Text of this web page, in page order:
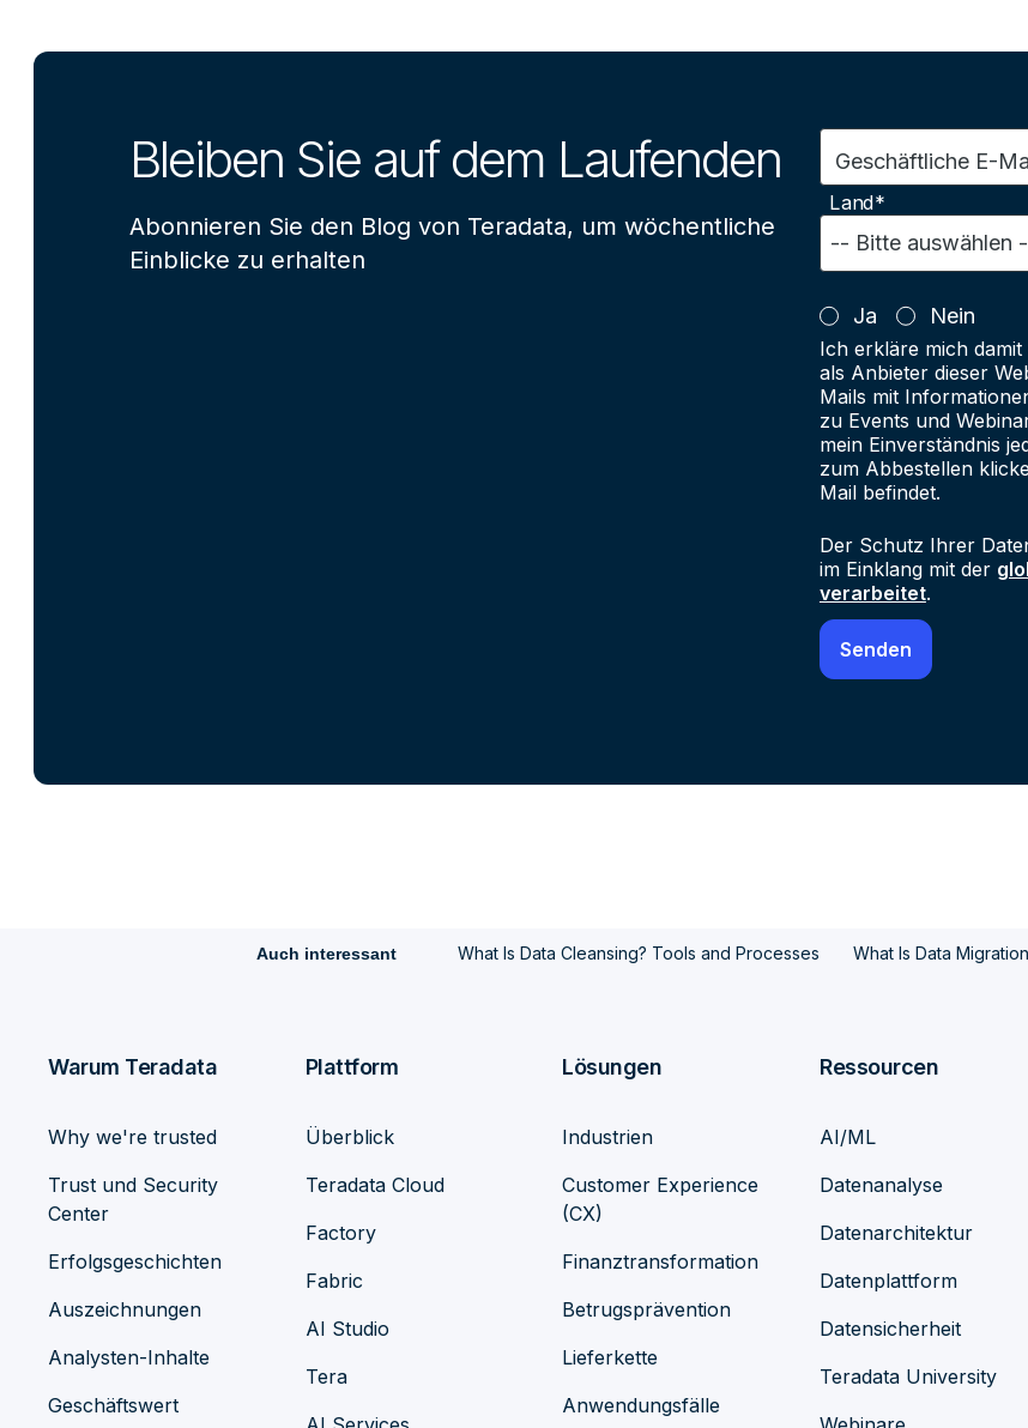
Bleiben Sie auf dem Laufenden
Abonnieren Sie den Blog von Teradata, um wöchentliche
Einblicke zu erhalten
Geschäftliche E-
Land*
Ja Nein
Ich erkläre mich
als Anbieter dieser
Mails mit
zu Events und
mein Einverständnis
zum Abbestellen
Mail befindet.
Der Schutz Ihrer
im Einklang mit der
verarbeitet.
Auch interessant What Is Data Cleansing? Tools and Processes What Is Data
Warum Teradata
Why we're trusted
Trust und Security
Center
Erfolgsgeschichten
Auszeichnungen
Analysten-Inhalte
Geschäftswert
Plattform
Überblick
Teradata Cloud
Factory
Fabric
AI Studio
Tera
Lösungen
Industrien
Customer Experience
(CX)
Finanztransformation
Betrugsprävention
Lieferkette
Anwendungsfälle
Ressourcen
AI/ML
Datenanalyse
Datenarchitektur
Datenplattform
Datensicherheit
Teradata University